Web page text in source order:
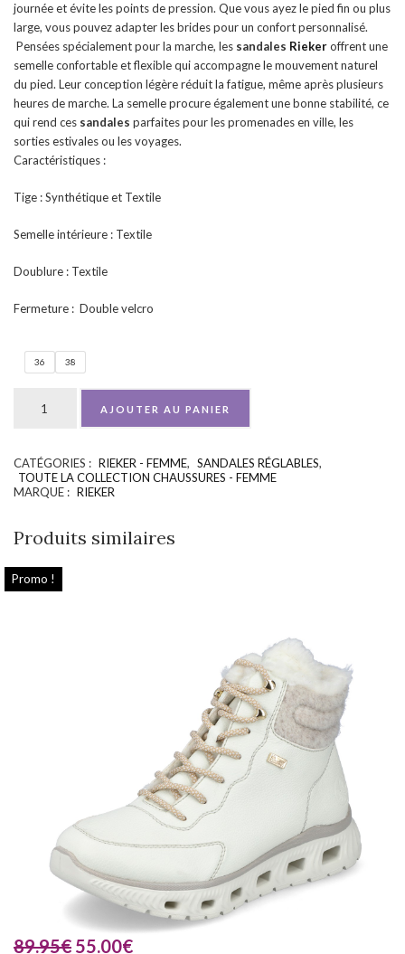
journée et évite les points de pression. Que vous ayez le pied fin ou plus
large, vous pouvez adapter les brides pour un confort personnalisé.
Pensées spécialement pour la marche, les sandales Riekeroffrent une
semelle confortable et flexible qui accompagne le mouvement naturel
du pied. Leur conception légère réduit la fatigue, même après plusieurs
heures de marche. La semelle procure également une bonne stabilité, ce
qui rend ces sandales parfaites pour les promenades en ville, les
sorties estivales ou les voyages.
Caractéristiques :
Tige : Synthétique et Textile
Semelle intérieure : Textile
Doublure : Textile
Fermeture : Double velcro
36 38
AJOUTER AU PANIER
CATÉGORIES : RIEKER - FEMME, SANDALES RÉGLABLES,
TOUTE LA COLLECTION CHAUSSURES - FEMME
MARQUE : RIEKER
Produits similaires
Promo !
89.95€ 55.00€